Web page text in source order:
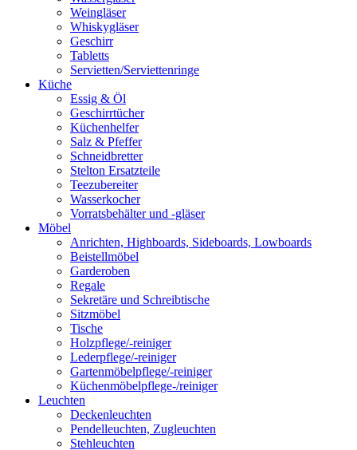
Weingläser
Whiskygläser
Geschirr
Tabletts
Servietten/Serviettenringe
Küche
Essig & Öl
Geschirrtücher
Küchenhelfer
Salz & Pfeffer
Schneidbretter
Stelton Ersatzteile
Teezubereiter
Wasserkocher
Vorratsbehälter und -gläser
Möbel
Anrichten, Highboards, Sideboards, Lowboards
Beistellmöbel
Garderoben
Regale
Sekretäre und Schreibtische
Sitzmöbel
Tische
Holzpflege/-reiniger
Lederpflege/-reiniger
Gartenmöbelpflege/-reiniger
Küchenmöbelpflege-/reiniger
Leuchten
Deckenleuchten
Pendelleuchten, Zugleuchten
Stehleuchten